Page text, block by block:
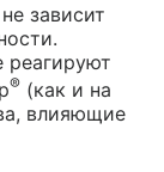
не зависит
реагируют
® (как и на
влияющие